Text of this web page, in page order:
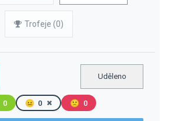
Trofeje (0)
Uděleno
0 😐 0 🙁 0